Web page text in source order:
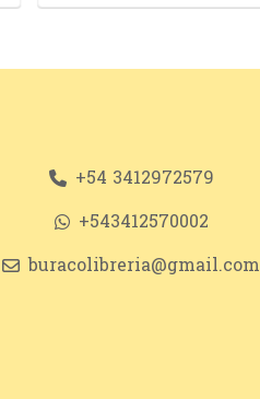
+54 3412972579
+543412570002
buracolibreria@gmail.com